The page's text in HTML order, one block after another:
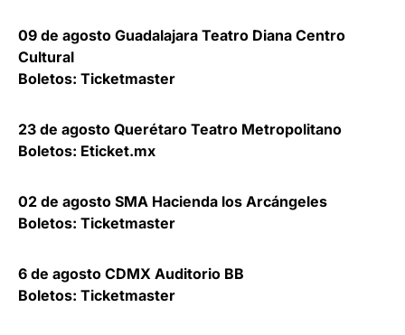
09 de agosto Guadalajara Teatro Diana Centro
Cultural
Boletos: Ticketmaster
23 de agosto Querétaro Teatro Metropolitano
Boletos: Eticket.mx
02 de agosto SMA Hacienda los Arcángeles
Boletos: Ticketmaster
6 de agosto CDMX Auditorio BB
Boletos: Ticketmaster